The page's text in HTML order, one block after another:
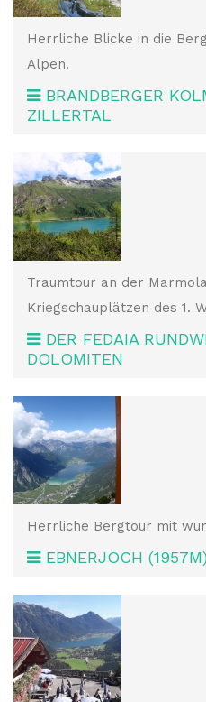
Herrliche Blicke in die
Alpen.
BRANDBERGER
ZILLERTAL
Traumtour an der
Kriegschauplätzen des 1.
DER FEDAIA
DOLOMITEN
Herrliche Bergtour mit
EBNERJOCH